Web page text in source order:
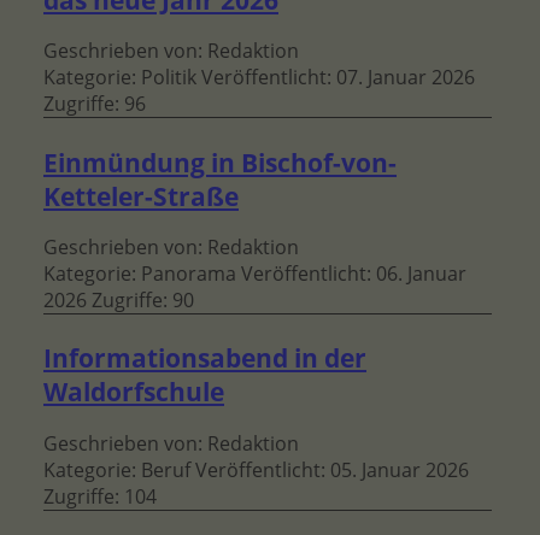
Geschrieben von: Redaktion
Kategorie: PolitikVeröffentlicht: 07. Januar 2026
Zugriffe: 96
Einmündung in Bischof-von-
Ketteler-Straße
Geschrieben von: Redaktion
Kategorie: Panorama Veröffentlicht: 06. Januar
2026 Zugriffe: 90
Informationsabend in der
Waldorfschule
Geschrieben von: Redaktion
Kategorie: BerufVeröffentlicht: 05. Januar 2026
Zugriffe: 104